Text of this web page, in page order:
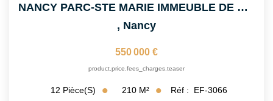
NANCY PARC-STE MARIE IMMEUBLE DE RAPPORT
, Nancy
550 000 €
product.price.fees_charges.teaser
12 Pièce(s) 210 M² Réf : EF-3066